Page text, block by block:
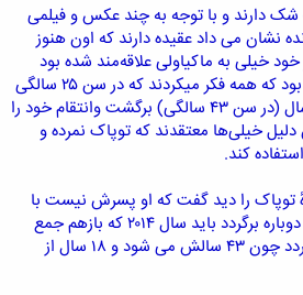
شک دارند و با توجه به چند عکس و فیلمی
نشان می داد عقیده دارند که اون هنوز
خیلی به ماکیاولی علاقه‌مند شده بود
ماکیاولی فیلسوف ایتالیایی بود که همه فکر میکردند که در سن ۲۵ سالگی
مرده اما او دوباره بعد از۱۸ سال (در سن ۴۳ سالگی) برگشت وانتقام خود را
خیلی‌ها معتقدند که توپاک نمرده و
کند.
را دید گفت که او پسرش نیست با
این حال اگر توپاک بخواهد دوباره برگردد باید سال ۲۰۱۴ که بازهم جمع
۲و۱و۴ برابر با ۷ می شود برگردد چون ۴۳ سالش می شود و ۱۸ سال از